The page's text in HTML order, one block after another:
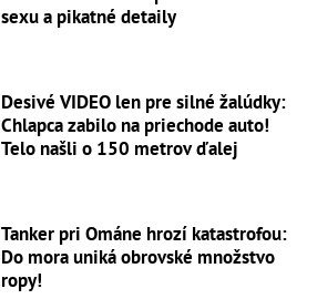
sexu a pikatné detaily
Desivé VIDEO len pre silné žalúdky:
Chlapca zabilo na priechode auto!
Telo našli o 150 metrov ďalej
Tanker pri Ománe hrozí katastrofou:
Do mora uniká obrovské množstvo
ropy!